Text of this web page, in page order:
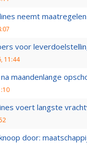
neemt
voor
11:44
maandenlange
voert langste
door: